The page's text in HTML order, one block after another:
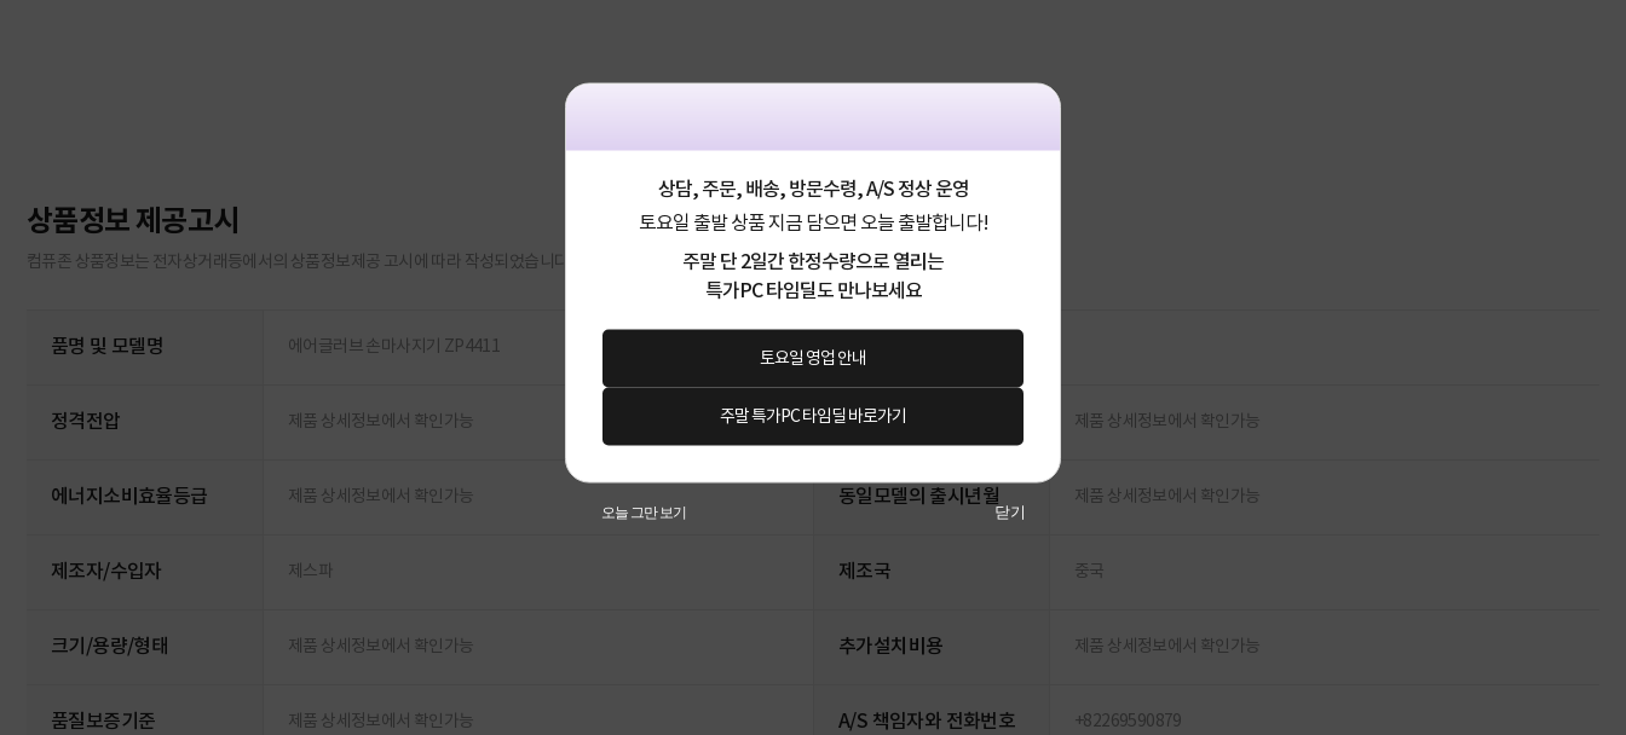
상담, 주문, 배송, 방문수령, A/S 정상 운영
토요일 출발 상품 지금 담으면 오늘 출발합니다!
주말 단 2일간 한정수량으로 열리는
특가PC 타임딜도 만나보세요
토요일 영업 안내
주말 특가PC 타임딜 바로가기
오늘 그만 보기 닫기
상품정보 제공고시
컴퓨존 상품정보는 전자상거래등에서의 상품정보제공 고시에 따라 작성되었습니다.
품명 및 모델명 에어글러브 손마사지기 ZP4411
정격전압 제품 상세정보에서 확인가능 소비전력 제품 상세정보에서 확인가능
에너지소비효율등급 제품 상세정보에서 확인가능 동일모델의 출시년월 제품 상세정보에서 확인가능
제조자/수입자 제스파 제조국 중국
크기/용량/형태 제품 상세정보에서 확인가능 추가설치비용 제품 상세정보에서 확인가능
품질보증기준 제품 상세정보에서 확인가능 A/S 책임자와 전화번호 +82269590879